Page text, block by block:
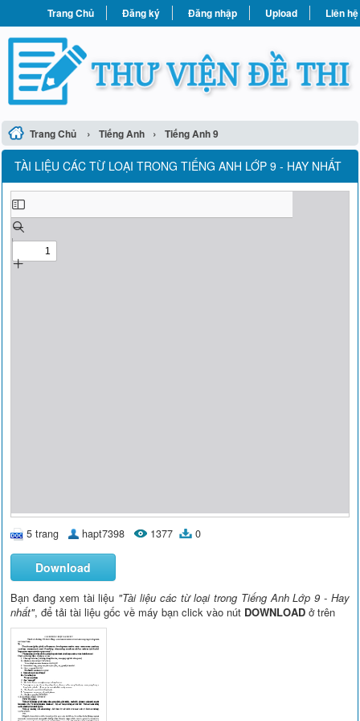
Trang Chủ Đăng ký Đăng nhập Upload Liên hệ
Trang Chủ › Tiếng Anh › Tiếng Anh 9
TÀI LIỆU CÁC TỪ LOẠI TRONG TIẾNG ANH LỚP 9 - HAY NHẤT
5 trang hapt7398 1377 0
Download
Bạn đang xem tài liệu "Tài liệu các từ loại trong Tiếng Anh Lớp 9 - Hay
nhất", để tải tài liệu gốc về máy bạn click vào nút DOWNLOAD ở trên